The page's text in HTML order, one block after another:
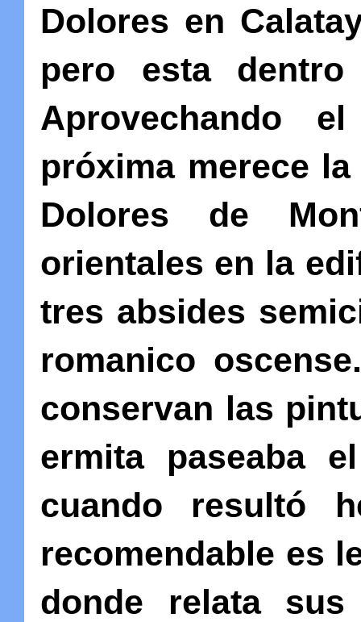
Dolores en
pero esta
Aprovechando
próxima merece
Dolores de
orientales en la
tres absides
romanico
conservan las
ermita paseaba
cuando resultó
recomendable es
donde relata